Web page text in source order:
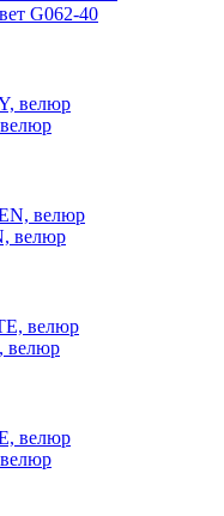
G062-40
велюр
велюр